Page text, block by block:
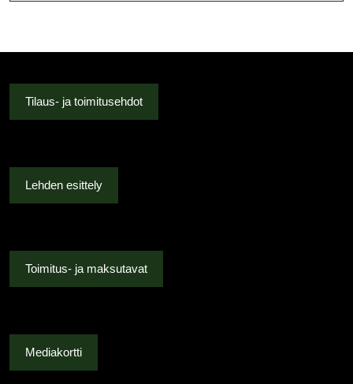
Tilaus- ja toimitusehdot
Lehden esittely
Toimitus- ja maksutavat
Mediakortti